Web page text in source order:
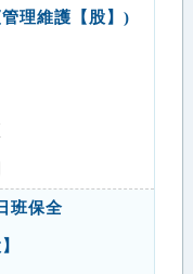
理維護【股】)
班保全